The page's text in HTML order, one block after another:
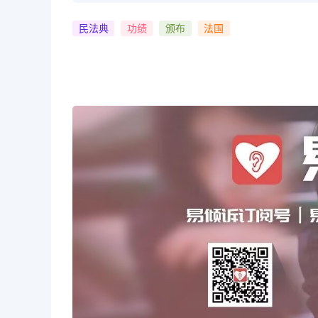
民法典 功绩 颁布 法国